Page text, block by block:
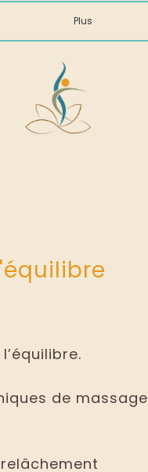
Plus
de massage